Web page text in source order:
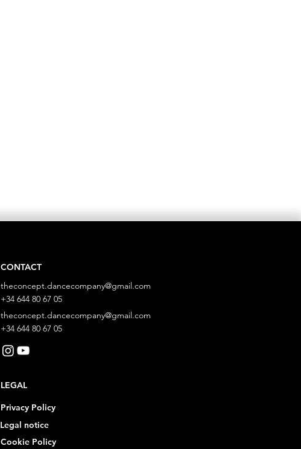
CONTACT
theconcept.dancecompany@gmail.com
+34 644 80 67 05
theconcept.dancecompany@gmail.com
+34 644 80 67 05
LEGAL
Privacy Policy
Legal notice
Cookie Policy